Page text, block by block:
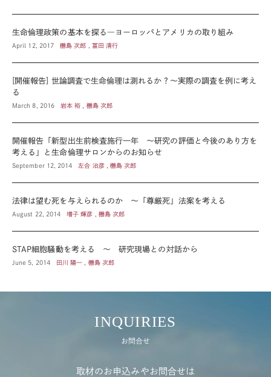
生命倫理政策の基本を探る―ヨーロッパとアメリカの取り組み
April 12, 2017 橳島 次郎 , 冨田 清行
[開催報告] 世論調査で生命倫理は測れるか？～実際の調査を例に考え
る
March 8, 2016 岩本 裕 , 橳島 次郎
開催報告「新型出生前検査施行一年 ～研究の評価と今後のあり方を
考える」と生命倫理サロンからのお知らせ
September 12, 2014 左合 治彦 , 橳島 次郎
法律は望む死を与えられるのか ～「尊厳死」法案を考える
August 22, 2014 増子 輝彦 , 橳島 次郎
STAP細胞騒動を考える ～ 研究現場との対話から
June 5, 2014 田川 陽一 , 橳島 次郎
INQUIRIES
お問合せ
取材のお申込みやお問合せは